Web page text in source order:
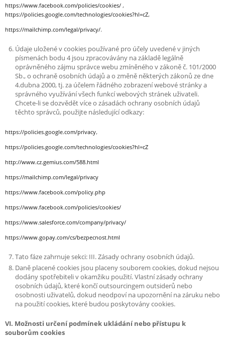
https://www.facebook.com/policies/cookies/ ,
https://policies.google.com/technologies/cookies?hl=cZ,
https://mailchimp.com/legal/privacy/.
Údaje uložené v cookies používané pro účely uvedené v jiných
písmenách bodu 4 jsou zpracovávány na základě legálně
oprávněného zájmu správce webu zmíněného v zákoně č. 101/2000
Sb., o ochraně osobních údajů a o změně některých zákonů ze dne
4.dubna 2000, tj. za účelem řádného zobrazení webové stránky a
správného využívání všech funkcí webových stránek uživateli.
Chcete-li se dozvědět více o zásadách ochrany osobních údajů
těchto správců, použijte následující odkazy:
https://policies.google.com/privacy,
https://policies.google.com/technologies/cookies?hl=cZ
http://www.cz.gemius.com/588.html
https://mailchimp.com/legal/privacy
https://www.facebook.com/policy.php
https://www.facebook.com/policies/cookies/
https://www.salesforce.com/company/privacy/
https://www.gopay.com/cs/bezpecnost.html
Tato fáze zahrnuje sekci: III. Zásady ochrany osobních údajů.
Daně placené cookies jsou placeny souborem cookies, dokud nejsou
dodány spotřebiteli v okamžiku použití. Vlastní zásady ochrany
osobních údajů, které končí outsourcingem outsiderů nebo
osobnosti uživatelů, dokud neodpoví na upozornění na záruku nebo
na použití cookies, které budou poskytovány cookies.
VI. Možnosti určení podmínek ukládání nebo přístupu k
souborům cookies